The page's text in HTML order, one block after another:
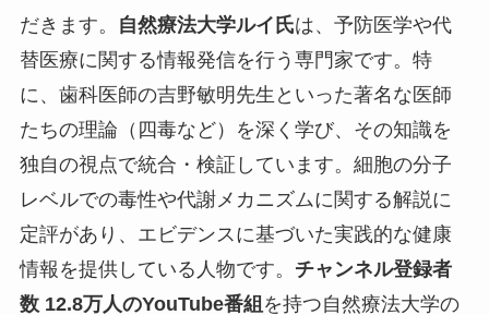
だきます。
自然療法大学ルイ氏は、予防医学や代
替医療に関する情報発信を行う専門家です。特
に、歯科医師の吉野敏明先生といった著名な医師
たちの理論（四毒など）を深く学び、その知識を
独自の視点で統合・検証しています。細胞の分子
レベルでの毒性や代謝メカニズムに関する解説に
定評があり、エビデンスに基づいた実践的な健康
情報を提供している人物です。 チャンネル登録者
数 12.8万人のYouTube番組 を持つ自然療法大学の